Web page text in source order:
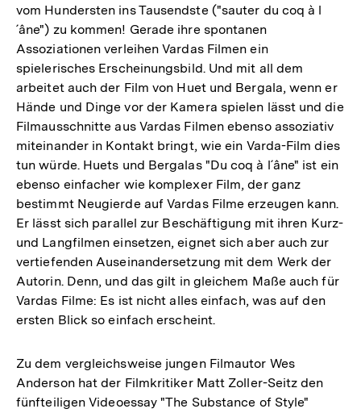
vom Hundersten ins Tausendste ("sauter du coq à l
´âne") zu kommen! Gerade ihre spontanen
Assoziationen verleihen Vardas Filmen ein
spielerisches Erscheinungsbild. Und mit all dem
arbeitet auch der Film von Huet und Bergala, wenn er
Hände und Dinge vor der Kamera spielen lässt und die
Filmausschnitte aus Vardas Filmen ebenso assoziativ
miteinander in Kontakt bringt, wie ein Varda-Film dies
tun würde. Huets und Bergalas "Du coq à l´âne" ist ein
ebenso einfacher wie komplexer Film, der ganz
bestimmt Neugierde auf Vardas Filme erzeugen kann.
Er lässt sich parallel zur Beschäftigung mit ihren Kurz-
und Langfilmen einsetzen, eignet sich aber auch zur
vertiefenden Auseinandersetzung mit dem Werk der
Autorin. Denn, und das gilt in gleichem Maße auch für
Vardas Filme: Es ist nicht alles einfach, was auf den
ersten Blick so einfach erscheint.
Zu dem vergleichsweise jungen Filmautor Wes
Anderson hat der Filmkritiker Matt Zoller-Seitz den
fünfteiligen Videoessay "The Substance of Style"